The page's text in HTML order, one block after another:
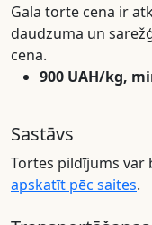
Gala torte cena ir
daudzuma un
cena.
900 UAH/kg,
Sastāvs
Tortes pildījums var
apskatīt pēc saites.